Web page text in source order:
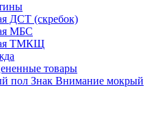
ДСТ (скребок)
МБС
ТМКЩ
товары
Знак Внимание мокрый